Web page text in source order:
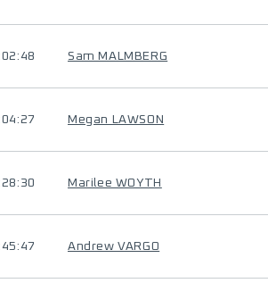
Sam MALMBERG
Megan LAWSON
Marilee WOYTH
Andrew VARGO